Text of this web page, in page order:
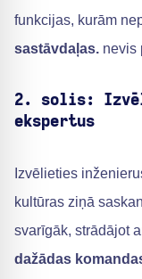
funkcijas, kurām
sastāvdaļas. nevis
2. solis:
ekspertus
Izvēlieties
kultūras ziņā
svarīgāk, strādājot
dažādas